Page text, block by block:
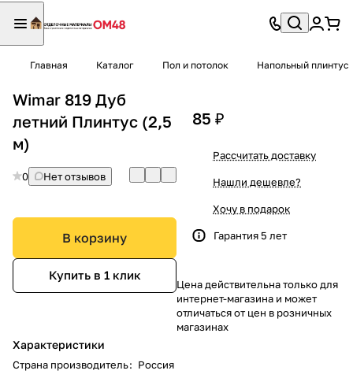
Главная Каталог Пол и потолок Напольный плинтус
Wimar 819 Дуб
летний Плинтус (2,5
м)
0 Нет отзывов
В корзину
Купить в 1 клик
Характеристики
Страна производитель: Россия
85 ₽
Рассчитать доставку
Нашли дешевле?
Хочу в подарок
Гарантия 5 лет
Цена действительна только для
интернет-магазина и может
отличаться от цен в розничных
магазинах